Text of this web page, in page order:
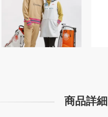
商品詳細